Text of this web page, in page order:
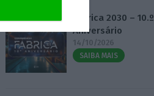
Fábrica 2030 – 10.º
Aniversário
14/10/2026
SAIBA MAIS